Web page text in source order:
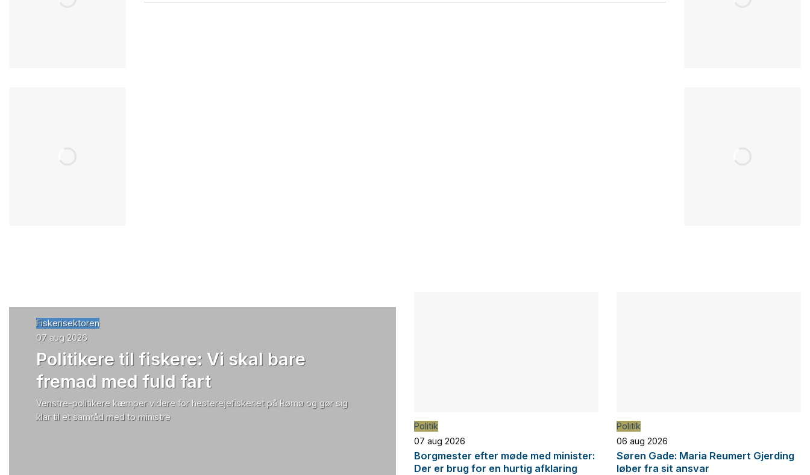
Fiskerisektoren
07 aug 2026
Politikere til fiskere: Vi skal bare
fremad med fuld fart
Venstre-politikere kæmper videre for hesterejefiskeriet på Rømø og gør sig
klar til et samråd med to ministre
Politik
07 aug 2026
Borgmester efter møde med minister:
Der er brug for en hurtig afklaring
Politik
06 aug 2026
Søren Gade: Maria Reumert Gjerding
løber fra sit ansvar